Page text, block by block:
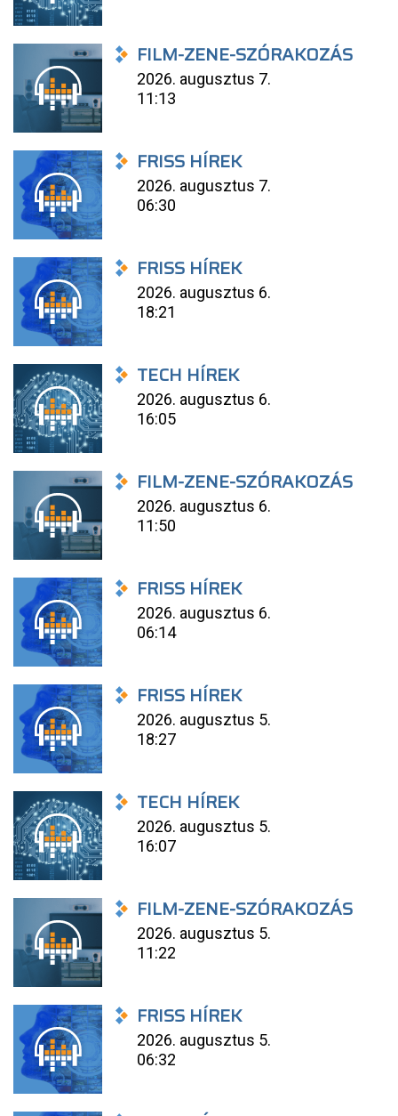
FILM-ZENE-SZÓRAKOZÁS
2026. augusztus 7.
11:13
FRISS HÍREK
2026. augusztus 7.
06:30
FRISS HÍREK
2026. augusztus 6.
18:21
TECH HÍREK
2026. augusztus 6.
16:05
FILM-ZENE-SZÓRAKOZÁS
2026. augusztus 6.
11:50
FRISS HÍREK
2026. augusztus 6.
06:14
FRISS HÍREK
2026. augusztus 5.
18:27
TECH HÍREK
2026. augusztus 5.
16:07
FILM-ZENE-SZÓRAKOZÁS
2026. augusztus 5.
11:22
FRISS HÍREK
2026. augusztus 5.
06:32